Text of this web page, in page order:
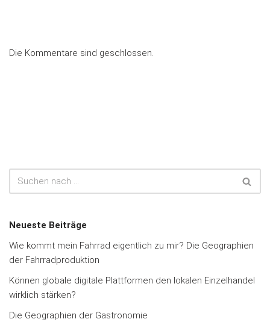
Die Kommentare sind geschlossen.
Neueste Beiträge
Wie kommt mein Fahrrad eigentlich zu mir? Die Geographien
der Fahrradproduktion
Können globale digitale Plattformen den lokalen Einzelhandel
wirklich stärken?
Die Geographien der Gastronomie